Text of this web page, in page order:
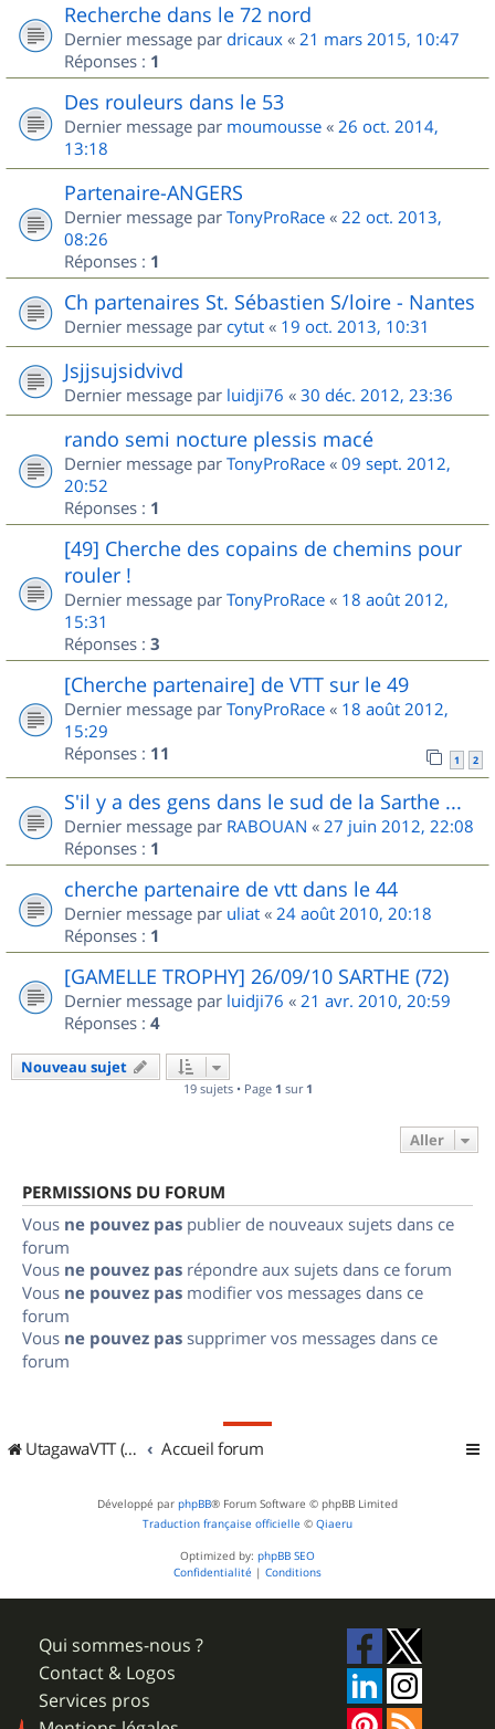
Recherche dans le 72 nord
Dernier message par dricaux « 21 mars 2015, 10:47
Réponses : 1
Des rouleurs dans le 53
Dernier message par moumousse « 26 oct. 2014,
13:18
Partenaire-ANGERS
Dernier message par TonyProRace « 22 oct. 2013,
08:26
Réponses : 1
Ch partenaires St. Sébastien S/loire - Nantes
Dernier message par cytut « 19 oct. 2013, 10:31
Jsjjsujsidvivd
Dernier message par luidji76 « 30 déc. 2012, 23:36
rando semi nocture plessis macé
Dernier message par TonyProRace « 09 sept. 2012,
20:52
Réponses : 1
[49] Cherche des copains de chemins pour
rouler !
Dernier message par TonyProRace « 18 août 2012,
15:31
Réponses : 3
[Cherche partenaire] de VTT sur le 49
Dernier message par TonyProRace « 18 août 2012,
15:29
Réponses : 11 1 2
S'il y a des gens dans le sud de la Sarthe ...
Dernier message par RABOUAN « 27 juin 2012, 22:08
Réponses : 1
cherche partenaire de vtt dans le 44
Dernier message par uliat « 24 août 2010, 20:18
Réponses : 1
[GAMELLE TROPHY] 26/09/10 SARTHE (72)
Dernier message par luidji76 « 21 avr. 2010, 20:59
Réponses : 4
Nouveau sujet
19 sujets • Page 1 sur 1
Aller
PERMISSIONS DU FORUM
Vous ne pouvez pas publier de nouveaux sujets dans ce
forum
Vous ne pouvez pas répondre aux sujets dans ce forum
Vous ne pouvez pas modifier vos messages dans ce
forum
Vous ne pouvez pas supprimer vos messages dans ce
forum
UtagawaVTT (Randos VTT et VTTAE avec traces GPS) Accueil forum
Développé par phpBB® Forum Software © phpBB Limited
Traduction française officielle © Qiaeru
Optimized by: phpBB SEO
Confidentialité | Conditions
Qui sommes-nous ?
Contact & Logos
Services pros